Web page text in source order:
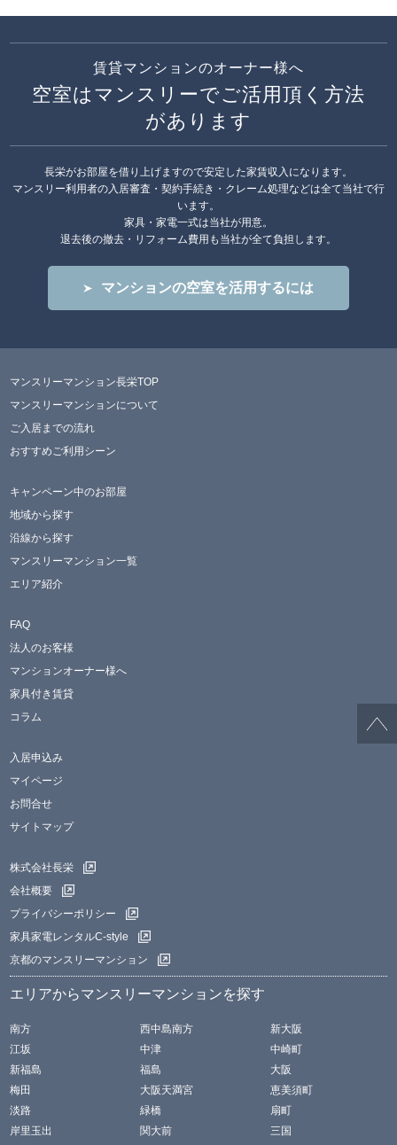
賃貸マンションのオーナー様へ
空室はマンスリーでご活用頂く方法
があります
長栄がお部屋を借り上げますので安定した家賃収入になります。
マンスリー利用者の入居審査・契約手続き・クレーム処理などは全て当社で行
います。
家具・家電一式は当社が用意。
退去後の撤去・リフォーム費用も当社が全て負担します。
マンションの空室を活用するには
マンスリーマンション長栄TOP
マンスリーマンションについて
ご入居までの流れ
おすすめご利用シーン
キャンペーン中のお部屋
地域から探す
沿線から探す
マンスリーマンション一覧
エリア紹介
FAQ
法人のお客様
マンションオーナー様へ
家具付き賃貸
コラム
入居申込み
マイページ
お問合せ
サイトマップ
株式会社長栄
会社概要
プライバシーポリシー
家具家電レンタルC-style
京都のマンスリーマンション
エリアからマンスリーマンションを探す
南方 西中島南方
新大阪
江坂
中津
中崎町
新福島
福島
大阪
梅田
大阪天満宮
恵美須町
淡路
緑橋
扇町
岸里玉出
関大前 三国